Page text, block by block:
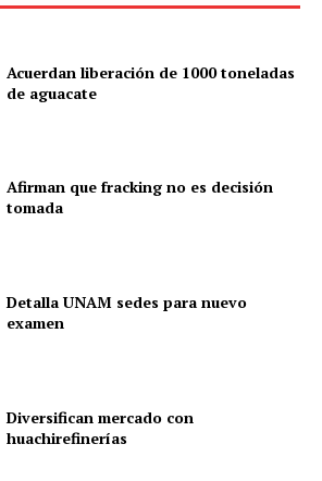
Acuerdan liberación de 1000 toneladas
de aguacate
Afirman que fracking no es decisión
tomada
Detalla UNAM sedes para nuevo
examen
Diversifican mercado con
huachirefinerías